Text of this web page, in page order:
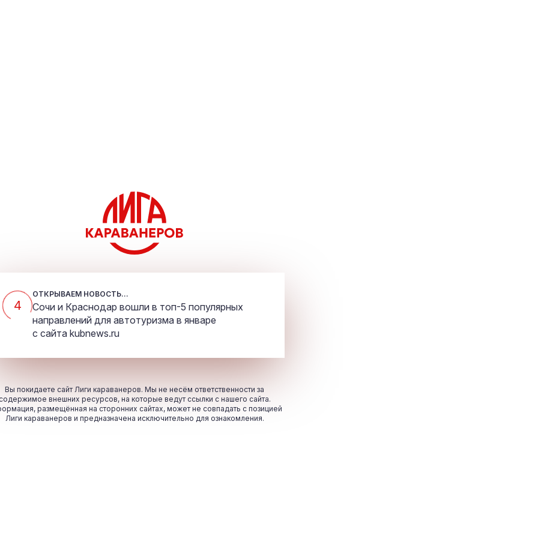
4
ОТКРЫВАЕМ НОВОСТЬ...
Сочи и Краснодар вошли в топ-5 популярных
направлений для автотуризма в январе
с сайта kubnews.ru
Вы покидаете сайт Лиги караванеров. Мы не несём ответственности за
внешних ресурсов, на которые ведут ссылки с нашего сайта.
размещённая на сторонних сайтах, может не совпадать с позицией
Лиги караванеров и предназначена исключительно для ознакомления.